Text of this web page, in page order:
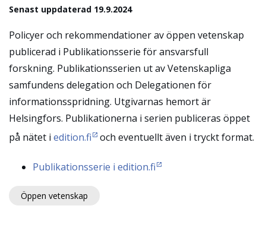
Senast uppdaterad 19.9.2024
Policyer och rekommendationer av öppen vetenskap
publicerad i Publikationsserie för ansvarsfull
forskning. Publikationsserien ut av Vetenskapliga
samfundens delegation och Delegationen för
informationsspridning. Utgivarnas hemort är
Helsingfors. Publikationerna i serien publiceras öppet
på nätet i edition.fi och eventuellt även i tryckt format.
Publikationsserie i edition.fi
Öppen vetenskap